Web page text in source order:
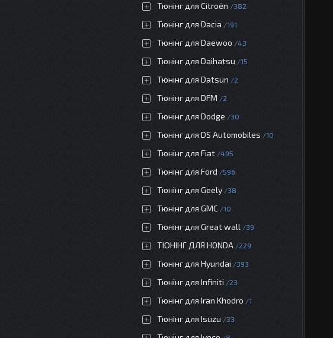
Тюнінг для Citroën 382
Тюнінг для Dacia 191
Тюнінг для Daewoo 43
Тюнінг для Daihatsu 15
Тюнінг для Datsun 2
Тюнінг для DFM 2
Тюнінг для Dodge 30
Тюнінг для DS Automobiles 10
Тюнінг для Fiat 495
Тюнінг для Ford 596
Тюнінг для Geely 38
Тюнінг для GMC 10
Тюнінг для Great wall 39
ТЮНІНГ ДЛЯ HONDA 229
Тюнінг для Hyundai 393
Тюнінг для Infiniti 23
Тюнінг для Iran Khodro 1
Тюнінг для Isuzu 33